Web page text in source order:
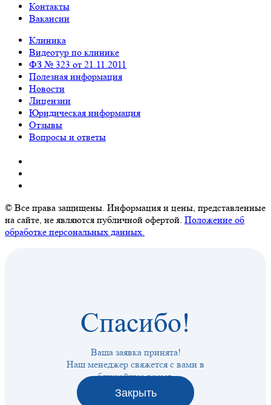
Контакты
Вакансии
Клиника
Видеотур по клинике
ФЗ № 323 от 21.11.2011
Полезная информация
Новости
Лицензии
Юридическая информация
Отзывы
Вопросы и ответы
© Все права защищены. Информация и цены, представленные
на сайте, не являются публичной офертой. Положение об
обработке персональных данных.
Спасибо!
Ваша заявка принята!
Наш менеджер свяжется с вами в
ближайшее время.
Закрыть